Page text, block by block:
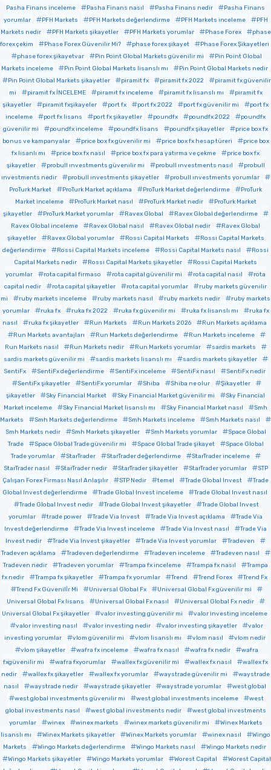
Pasha Finans inceleme
Pasha Finans nasıl Pasha Finans nedir
Pasha Finans
yorumlar
PFH Markets PFH Markets değerlendirme PFH Markets inceleme
PFH
Markets nedir
PFH Markets şikayetler PFH Markets yorumlar Phase Forex
phase
forex çekim
Phase Forex Güvenilir Mi? phase forex şikayet
Phase Forex Şikayetleri
phase forex şikayetvar
Pin Point Global Markets güvenilir mi
Pin Point Global
Markets inceleme
Pin Point Global Markets lisanslı mı
Pin Point Global Markets nedir
Pin Point Global Markets şikayetler
piramit fx piramit fx 2022
piramit fx güvenilir
mi
piramit fx İNCELEME piramit fx inceleme piramit fx lisanslı mı
piramit fx
şikayetler
piramit fxşikayeler port fx port fx 2022 port fx güvenilir mi
port fx
inceleme
port fx lisans port fx şikayetler poundfx poundfx 2022
poundfx
güvenilir mi
poundfx inceleme poundfx lisans poundfx şikayetler
price box fx
bonus ve kampanyalar
price box fx güvenilir mi price box fx hesap türeri
price box
fx lisanlı mı
price box fx nasıl price box fx para yatırma ve çekme
price box fx
şikayetler
probull ınvestments güvenilir mi probull ınvestments nasıl
probull
ınvestments nedir
probull ınvestments şikayetler
probull ınvestments yorumlar
ProTurk Market
ProTurk Market açıklama ProTurk Market değerlendirme
ProTurk
Market inceleme
ProTurk Market nasıl ProTurk Market nedir
ProTurk Market
şikayetler
ProTurk Market yorumlar Ravex Global
Ravex Global değerlendirme
Ravex Global inceleme
Ravex Global nasıl Ravex Global nedir
Ravex Global
şikayetler
Ravex Global yorumlar Rossi Capital Markets
Rossi Capital Markets
değerlendirme
Rossi Capital Markets inceleme Rossi Capital Markets nasıl
Rossi
Capital Markets nedir
Rossi Capital Markets şikayetler
Rossi Capital Markets
yorumlar
rota capital firmaso rota capital güvenilir mi rota capital nasıl
rota
capital nedir
rota capital şikayetler rota capital yorumlar
ruby markets güvenilir
mi
ruby markets inceleme ruby markets nasıl ruby markets nedir
ruby markets
yorumlar
ruka fx ruka fx 2022 ruka fx güvenilir mi ruka fx lisanslı mı
ruka fx
nasıl
ruka fx şikayetler Run Markets Run Markets 2026
Run Markets açıklama
Run Markets avantajları
Run Markets değerlendirme
Run Markets inceleme
Run Markets nasıl
Run Markets nedir Run Markets yorumlar
sardis markets
sardis markets güvenilir mi
sardis markets lisanslı mı
sardis markets şikayetler
SentiFx
SentiFx değerlendirme SentiFx inceleme SentiFx nasıl
SentiFx nedir
SentiFx şikayetler
SentiFx yorumlar Shiba Shiba ne olur
Şikayetler
şikayetler
Sky Financial Market Sky Financial Market güvenilir mi
Sky Financial
Market inceleme
Sky Financial Market lisanslı mı Sky Financial Market nasıl
Smh
Markets
Smh Markets değerlendirme Smh Markets inceleme
Smh Markets nasıl
Smh Markets nedir
Smh Markets şikayetler Smh Markets yorumlar
Space Global
Trade
Space Global Trade güvenilir mi Space Global Trade şikayet
Space Global
Trade yorumlar
StarTrader StarTrader değerlendirme
StarTrader inceleme
StarTrader nasıl
StarTrader nedir StarTrader şikayetler StarTrader yorumlar
STP
Çalışan Forex Firması Nasıl Anlaşılır
STP Nedir temel Trade Global Invest
Trade
Global Invest değerlendirme
Trade Global Invest inceleme
Trade Global Invest nasıl
Trade Global Invest nedir
Trade Global Invest şikayetler
Trade Global Invest
yorumlar
trade power Trade Via Invest Trade Via Invest açıklama
Trade Via
Invest değerlendirme
Trade Via Invest inceleme Trade Via Invest nasıl
Trade Via
Invest nedir
Trade Via Invest şikayetler Trade Via Invest yorumlar
Tradeven
Tradeven açıklama
Tradeven değerlendirme Tradeven inceleme
Tradeven nasıl
Tradeven nedir
Tradeven yorumlar Trampa fx inceleme Trampa fx nasıl
Trampa
fx nedir
Trampa fx şikayetler Trampa fx yorumlar Trend Trend Forex
Trend Fx
Trend Fx Güvenilİr Mi
Universal Global Fx
Universal Global Fx güvenilir mi
Universal Global Fx lisans
Universal Global Fx nasıl
Universal Global Fx nedir
Universal Global Fx şikayetler
valor investing güvenilir mi
valor investing inceleme
valor investing nasıl
valor investing nedir valor investing şikayetler
valor
investing yorumlar
vlom güvenilir mi vlom lisanslı mı vlom nasıl
vlom nedir
vlom şikayetler
wafra fx inceleme wafra fx nasıl wafra fx nedir
wafra
fxgüvenilir mi
wafra fxyorumlar wallex fx güvenilir mi wallex fx nasıl
wallex fx
nedir
wallex fx şikayetler wallex fx yorumlar waystrade güvenilir mi
waystrade
nasıl
waystrade nedir waystrade şikayetler waystrade yorumlar
west global
west global investments güvenilir mi
west global investments inceleme
west
global investments nasıl
west global investments nedir
west global investments
yorumlar
winex winex markets winex markets güvenilir mi
Winex Markets
lisanslı mı
Winex Markets şikayetler Winex Markets yorumlar winex nasıl
Wingo
Markets
Wingo Markets değerlendirme Wingo Markets nasıl
Wingo Markets nedir
Wingo Markets şikayetler
Wingo Markets yorumlar Worest Capital
Worest Capital